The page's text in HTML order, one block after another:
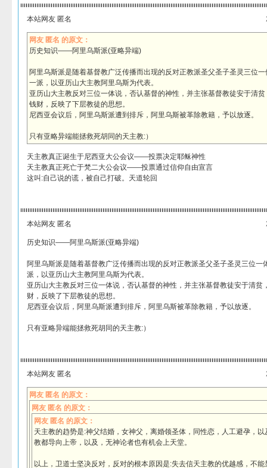
本站网友 匿名
网友 匿名 的原文：
历史知识——阿里乌斯派(亚略异端)
阿里乌斯派是随着基督教广泛传播而出现的反对正教派圣父圣子圣灵三位
一派，以亚历山大主教阿里乌斯为代表。
亚历山大主教反对三位一体说，否认基督的神性，并主张基督教徒安于清
钱财，反映了下层教徒的思想。
尼西亚会议后，阿里乌斯派遭到排斥，阿里乌斯被革除教籍，予以放逐。
只有亚略异端能拯救死胡同的天主教:）
天主教真正诞生于尼西亚大公会议——投票决定耶稣神性
天主教真正死亡于梵二大公会议——投票通过信仰自由宣言
这叫:自己说的谎，被自己打破。天道轮回
本站网友 匿名
历史知识——阿里乌斯派(亚略异端)
阿里乌斯派是随着基督教广泛传播而出现的反对正教派圣父圣子圣灵三位一
派，以亚历山大主教阿里乌斯为代表。
亚历山大主教反对三位一体说，否认基督的神性，并主张基督教徒安于清贫
财，反映了下层教徒的思想。
尼西亚会议后，阿里乌斯派遭到排斥，阿里乌斯被革除教籍，予以放逐。
只有亚略异端能拯救死胡同的天主教:）
本站网友 匿名
网友 匿名 的原文：
网友 匿名 的原文：
网友 匿名 的原文：
天主教的趋势是:神父结婚，女神父，离婚领圣体，同性恋，人工避孕，
教都导向上帝，以及，无神论者也有机会上天堂。
以上，卫道士坚决反对，反对的根本原因是:失去信天主教的优越感，不